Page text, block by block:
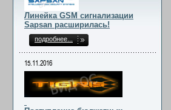
Линейка GSM сигнализации
Sapsan расширилась!
подробнее...
15.11.2016